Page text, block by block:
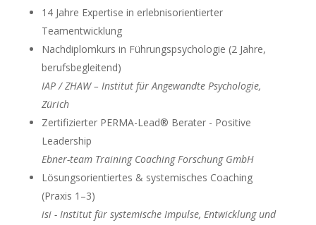
14 Jahre Expertise in erlebnisorientierter
Teamentwicklung
Nachdiplomkurs in Führungspsychologie (2 Jahre,
berufsbegleitend)
IAP / ZHAW – Institut für Angewandte Psychologie,
Zürich
Zertifizierter PERMA-Lead® Berater - Positive
Leadership
Ebner-team Training Coaching Forschung GmbH
Lösungsorientiertes & systemisches Coaching
(Praxis 1–3)
isi - Institut für systemische Impulse, Entwicklung und